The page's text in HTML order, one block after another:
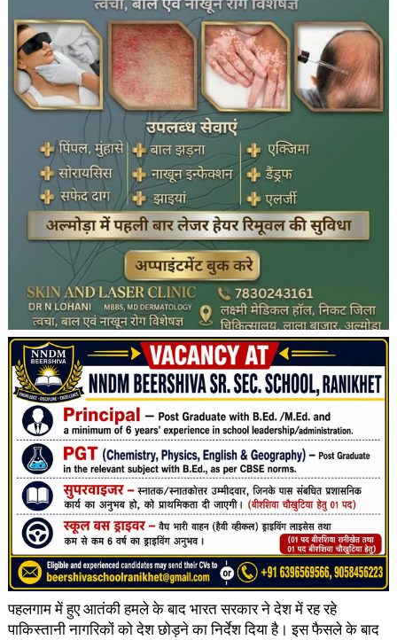
पहलगाम में हुए आतंकी हमले के बाद भारत सरकार ने देश में रह रहे
पाकिस्तानी नागरिकों को देश छोड़ने का निर्देश दिया है। इस फैसले के बाद